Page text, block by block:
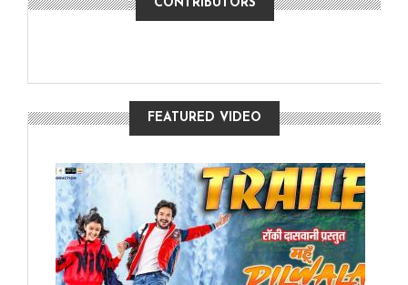
CONTRIBUTORS
FEATURED VIDEO